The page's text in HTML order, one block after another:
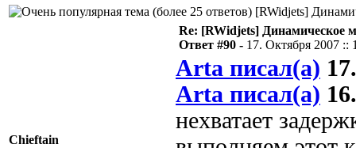
[RWidjets]
Chieftain
Re: [RWidjets] Динамическое
Ответ #90 - 17. Октября 2007 ::
Arta писал(а)
Arta писал(а)
нехватает